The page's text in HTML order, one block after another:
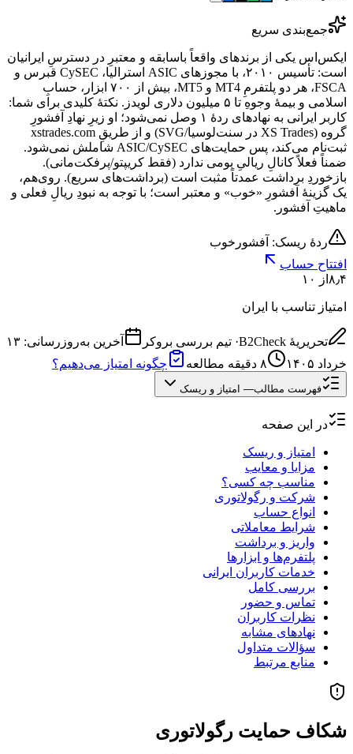
جمع‌بندی سریع
ایکس‌اس یکی از برندهای واقعاً باسابقه و معتبرِ در دسترسِ ایرانیان
است: تأسیس ۲۰۱۰، با مجوزهای ASIC استرالیا، CySEC قبرس و
FSCA، هر دو پلتفرمِ MT4 و MT5، بیش از ۷۰۰ ابزار، حسابِ
اسلامی و بیمهٔ وجوهِ تا ۵ میلیون دلاری لویدز. نکتهٔ کلیدی برای شما:
کاربر ایرانی به نهادهای ردهٔ ۱ وصل نمی‌شود؛ او زیرِ نهادِ آفشورِ
گروه (XS Trades در سنت‌لوسیا/SVG) و از طریقِ xstrades.com
ثبت‌نام می‌کند، پس حمایت‌های ASIC/CySEC شاملش نمی‌شود.
ضمناً فعلاً کانالِ ریالیِ بومی ندارد (فقط کریپتو/پرفکت‌مانی).
بازخوردِ برداشت عمدتاً مثبت است (برداشت‌های سریع). روی‌هم،
یک گزینهٔ آفشورِ «خوب» و معتبر است؛ با توجه به نبودِ ریالِ فعلی و
ماهیتِ آفشور.
ردهٔ ریسک: آفشور خوب
افتتاح حساب
۸٫۴ از ۱۰
امتیاز تناسب با ایران
تحریریهٔ B2Check · تیم بررسی بروکر آخرین به‌روزرسانی: ۱۳
خرداد ۱۴۰۵
۸ دقیقه مطالعه چگونه امتیاز می‌دهیم؟
فهرست مطالب— امتیاز و ریسک
در این صفحه
امتیاز و ریسک
مزایا و معایب
مناسب چه کسی؟
شرکت و رگولاتوری
انواع حساب
شرایط معاملاتی
واریز و برداشت
پلتفرم‌ها و ابزارها
خدمات کاربران ایرانی
بررسی کامل
تماس و حضور
نظرات کاربران
نهادهای مشابه
سؤالات متداول
منابع مرتبط
شکاف حمایت رگولاتوری